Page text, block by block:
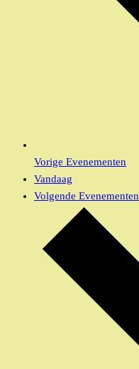
Vorige Evenementen
Vandaag
Volgende Evenementen